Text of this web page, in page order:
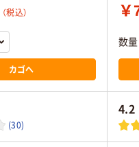
（税込）
カゴへ
￥
数量
(30)
4.2